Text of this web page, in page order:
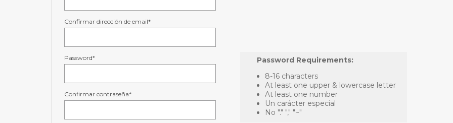
Confirmar dirección de email*
Password*
Confirmar contraseña*
Password Requirements:
8-16 characters
At least one upper & lowercase letter
At least one number
Un carácter especial
No "." "," "~"